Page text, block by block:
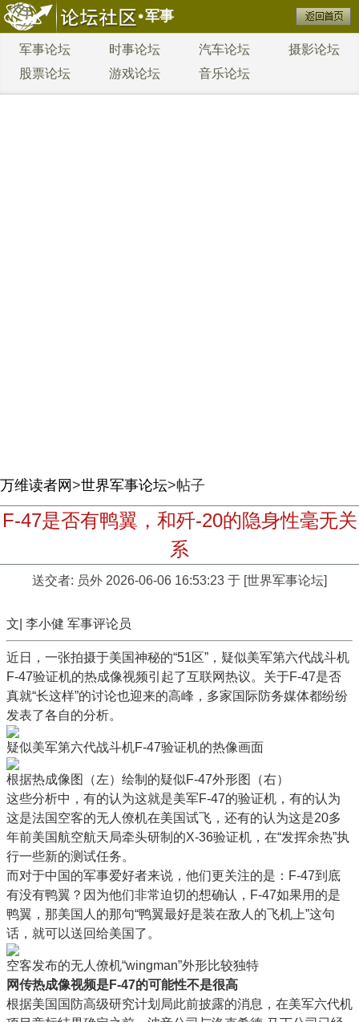
军事
军事论坛 时事论坛 汽车论坛
摄影论坛
股票论坛
游戏论坛 音乐论坛
万维读者网 >世界军事论坛>帖子
F-47是否有鸭翼，和歼-20的隐身性毫无关
系
送交者: 员外 2026-06-06 16:53:23 于 [世界军事论坛]
文| 李小健 军事评论员
近日，一张拍摄于美国神秘的“51区”，疑似美军第六代战斗机
F-47验证机的热成像视频引起了互联网热议。关于F-47是否
真就“长这样”的讨论也迎来的高峰，多家国际防务媒体都纷纷
发表了各自的分析。
疑似美军第六代战斗机F-47验证机的热像画面
根据热成像图（左）绘制的疑似F-47外形图（右）
这些分析中，有的认为这就是美军F-47的验证机，有的认为
这是法国空客的无人僚机在美国试飞，还有的认为这是20多
年前美国航空航天局牵头研制的X-36验证机，在“发挥余热”执
行一些新的测试任务。
而对于中国的军事爱好者来说，他们更关注的是：F-47到底
有没有鸭翼？因为他们非常迫切的想确认，F-47如果用的是
鸭翼，那美国人的那句“鸭翼最好是装在敌人的飞机上”这句
话，就可以送回给美国了。
空客发布的无人僚机“wingman”外形比较独特
网传热成像视频是F-47的可能性不是很高
根据美国国防高级研究计划局此前披露的消息，在美军六代机